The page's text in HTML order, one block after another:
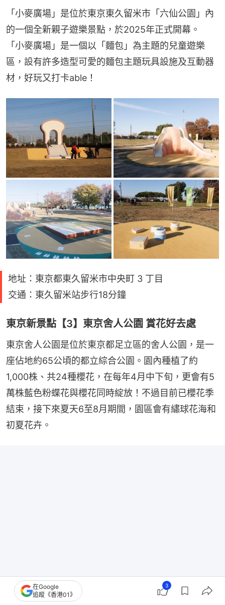
「小麥廣場」是位於東京東久留米市「六仙公園」內
的一個全新親子遊樂景點，於2025年正式開幕。
「小麥廣場」是一個以「麵包」為主題的兒童遊樂
區，設有許多造型可愛的麵包主題玩具設施及互動器
材，好玩又打卡able！
地址：東京都東久留米市中央町 3 丁目
交通：東久留米站步行18分鐘
東京新景點【3】東京舍人公園 賞花好去處
東京舍人公園是位於東京都足立區的舍人公園，是一
座佔地約65公頃的都立綜合公園。園內種植了約
1,000株、共24種櫻花，在每年4月中下旬，更會有5
萬株藍色粉蝶花與櫻花同時綻放！不過目前已櫻花季
結束，接下來夏天6至8月期間，園區會有繡球花海和
初夏花卉。
在Google
追蹤《香港01》
3